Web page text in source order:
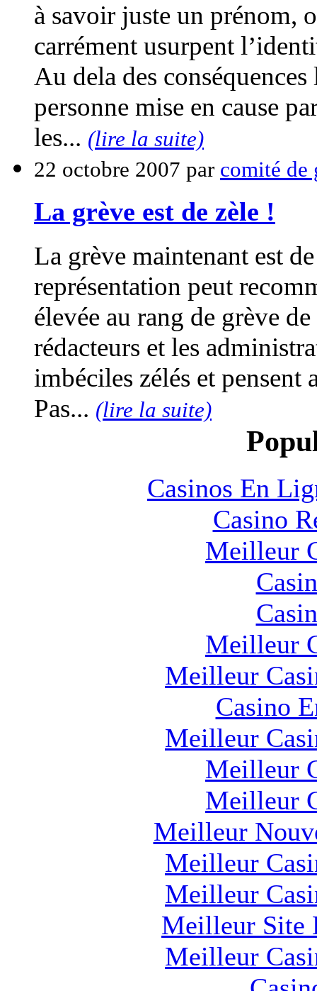
à savoir juste un prénom,
carrément usurpent
Au dela des
personne mise en cause
les... (lire la suite)
22 octobre 2007 par comité de
La grève est de zèle !
La grève maintenant est
représentation peut
élevée au rang de grève
rédacteurs et les
imbéciles zélés et
Pas... (lire la suite)
Casinos En
Casino
Meilleur
Meilleur
Meilleur
Casino
Meilleur
Meilleur
Meilleur
Meilleur
Meilleur
Meilleur
Meilleur Site
Meilleur